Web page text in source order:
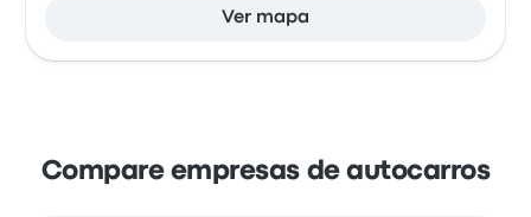
Ver mapa
Compare empresas de autocarros